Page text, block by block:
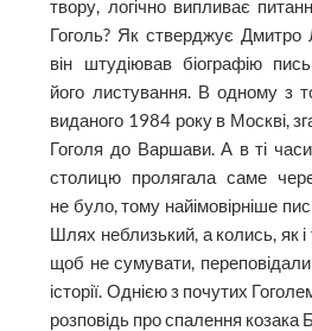
твору, логічно випливає
Гоголь? Як стверджує Дмитро
він штудіював біографію
його листування. В одному з
виданого 1984 року в Москві,
Гоголя до Варшави. А в ті
столицю пролягала саме
не було, тому найімовірніше
Шлях неблизький, а колись, як
щоб не сумувати,
історії. Однією з почутих
розповідь про спалення козака